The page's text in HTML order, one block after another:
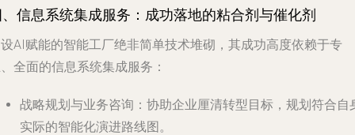
信息系统集成服务：成功落地的粘合剂与催化剂
AI赋能的智能工厂绝非简单技术堆砌，其成功高度依赖于专
全面的信息系统集成服务：
战略规划与业务咨询 ：协助企业厘清转型目标，规划符合自
实际的智能化演进路线图。